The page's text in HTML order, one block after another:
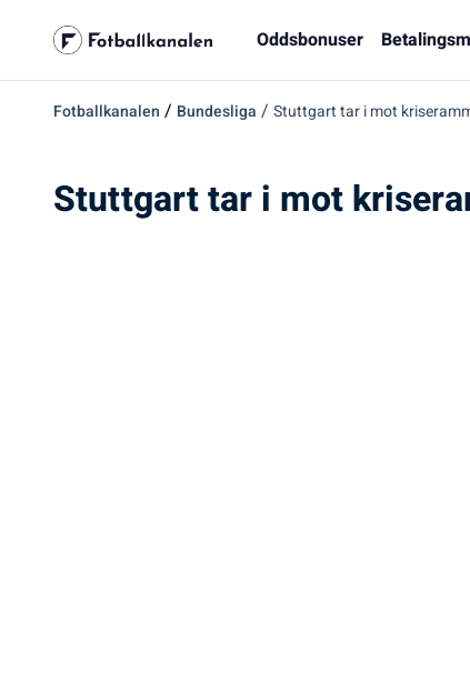
Oddsbonuser
Fotballkanalen / Bundesliga / Stuttgart tar i mot
Stuttgart tar i mot